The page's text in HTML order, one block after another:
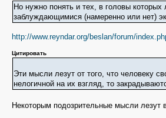
Но нужно понять и тех, в головы
заблуждающимися (намеренно или нет)
http://www.reyndar.org/beslan/forum/
Цитировать
Эти мысли лезут от того, что человеку
нелогичной на их взгляд, то
Некоторым подозрительные мысли лезут